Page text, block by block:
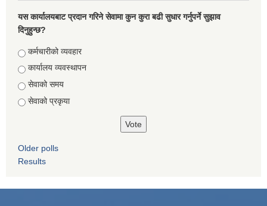
यस कार्यालयबाट प्रदान गरिने सेवामा कुन कुरा बढी सुधार गर्नुपर्ने सुझाव
दिनुहुन्छ?
Choices
कर्मचारीको व्यवहार
कार्यालय व्यवस्थापन
सेवाको समय
सेवाको प्रकृया
Older polls
Results